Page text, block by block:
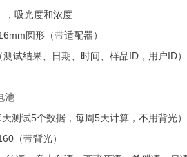
，吸光度和浓度
圆形（带适配器）
试结果、日期、时间、样品ID，用户ID）
池
测试5个数据，每周5天计算，不用背光）
（带背光）